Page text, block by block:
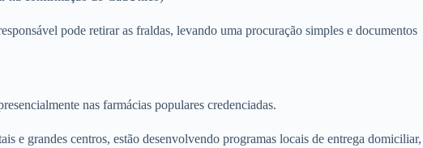
pode retirar as fraldas, levando uma procuração simples e documentos
nas farmácias populares credenciadas.
e grandes centros, estão desenvolvendo programas locais de entrega domiciliar,